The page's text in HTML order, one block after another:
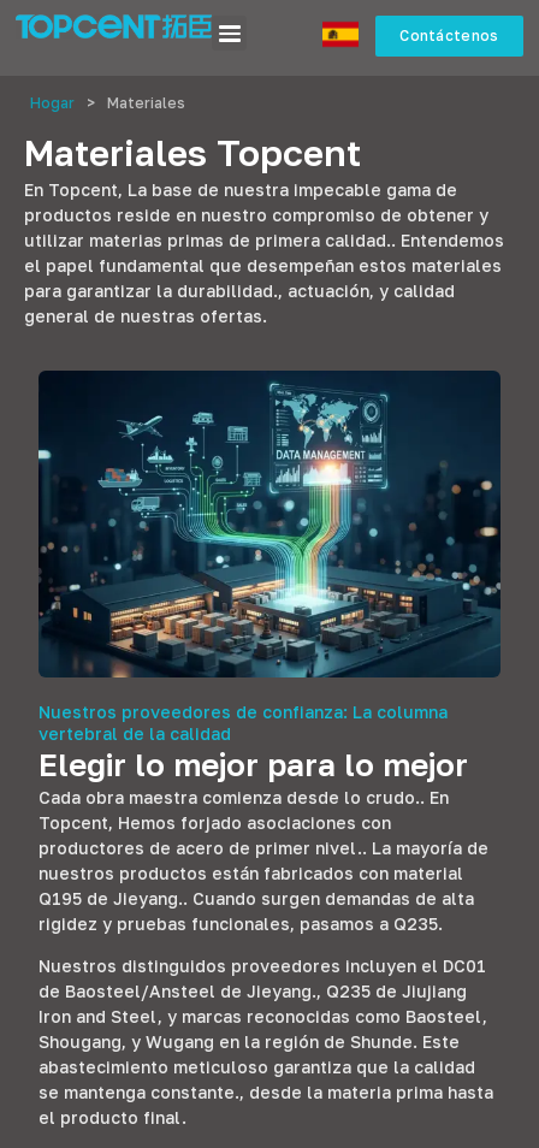
Contáctenos
Hogar > Materiales
Materiales Topcent
En Topcent, La base de nuestra impecable gama de
productos reside en nuestro compromiso de obtener y
utilizar materias primas de primera calidad.. Entendemos
el papel fundamental que desempeñan estos materiales
para garantizar la durabilidad., actuación, y calidad
general de nuestras ofertas.
Nuestros proveedores de confianza: La columna
vertebral de la calidad
Elegir lo mejor para lo mejor
Cada obra maestra comienza desde lo crudo.. En
Topcent, Hemos forjado asociaciones con
productores de acero de primer nivel.. La mayoría de
nuestros productos están fabricados con material
Q195 de Jieyang.. Cuando surgen demandas de alta
rigidez y pruebas funcionales, pasamos a Q235.
Nuestros distinguidos proveedores incluyen el DC01
de Baosteel/Ansteel de Jieyang., Q235 de Jiujiang
Iron and Steel, y marcas reconocidas como Baosteel,
Shougang, y Wugang en la región de Shunde. Este
abastecimiento meticuloso garantiza que la calidad
se mantenga constante., desde la materia prima hasta
el producto final.